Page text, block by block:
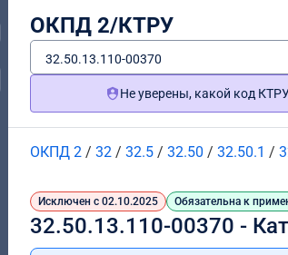
ОКПД 2/КТРУ
32.50.13.110-00370
Не уверены, какой код
ОКПД 2 / 32 / 32.5 / 32.50 / 32.50.1 /
Исключен с 02.10.2025 Обязательна к
32.50.13.110-00370 -